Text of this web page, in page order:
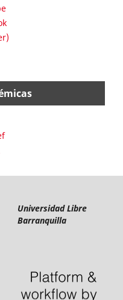
Universidad Libre
Barranquilla